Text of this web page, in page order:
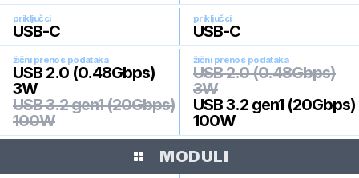
priključci
USB-C
priključci
USB-C
žični prenos podataka
USB 2.0 (0.48Gbps)
3W
USB 3.2 gen1 (20Gbps)
100W
žični prenos podataka
USB 2.0 (0.48Gbps)
3W
USB 3.2 gen1 (20Gbps)
100W
MODULI